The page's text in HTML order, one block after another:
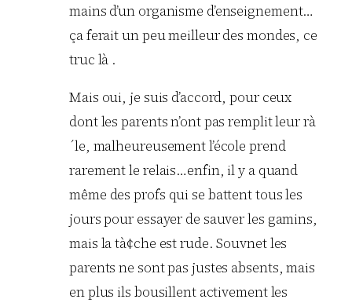
mains d’un organisme d’enseignement…
ça ferait un peu meilleur des mondes, ce
truc là .
Mais oui, je suis d’accord, pour ceux
dont les parents n’ont pas remplit leur rà
´le, malheureusement l’école prend
rarement le relais…enfin, il y a quand
même des profs qui se battent tous les
jours pour essayer de sauver les gamins,
mais la tà¢che est rude. Souvnet les
parents ne sont pas justes absents, mais
en plus ils bousillent activement les